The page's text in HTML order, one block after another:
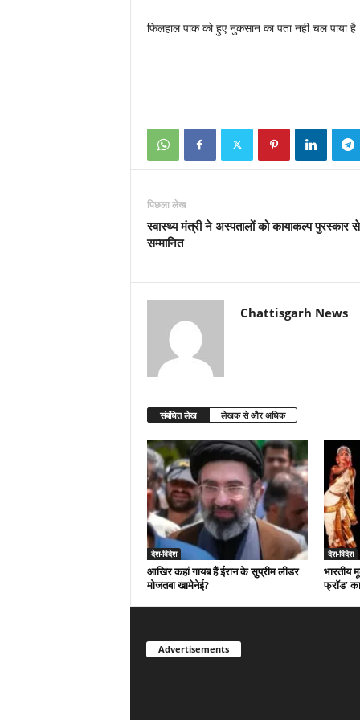
फिलहाल पाक को हुए नुकसान का पता नही चल पाया
पिछला लेख
स्वास्थ्य मंत्री ने अस्पतालों को कायाकल्प पुरस्कार
सम्मानित
Chattisgarh News
संबंधित लेख लेखक से और अधिक
देश-विदेश
आखिर कहां गायब हैं ईरान के सुप्रीम लीडर
मोजतबा खामेनेई?
देश-विदेश
भारतीय
फ्रॉड’
Advertisements